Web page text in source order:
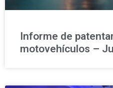
Informe de
motovehículos –